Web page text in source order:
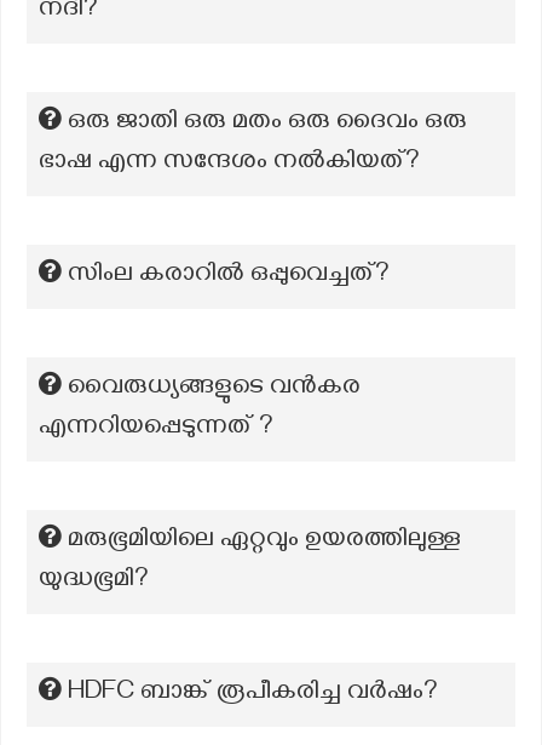
നദി?
ഒരു ജാതി ഒരു മതം ഒരു ദൈവം ഒരു
ഭാഷ എന്ന സന്ദേശം നൽകിയത്?
സിംല കരാറിൽ ഒപ്പുവെച്ചത്?
വൈരുധ്യങ്ങളുടെ വൻകര
എന്നറിയപ്പെടുന്നത് ?
മരുഭൂമിയിലെ ഏറ്റവും ഉയരത്തിലുള്ള
യുദ്ധഭൂമി?
HDFC ബാങ്ക് രൂപീകരിച്ച വർഷം?